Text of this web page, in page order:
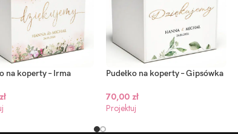
na koperty – Irma
zł
Pudełko na koperty – Gipsówka
70,00 zł
Projektuj